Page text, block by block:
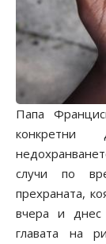
Папа
случи по
прехраната,
вчера и днес
главата на